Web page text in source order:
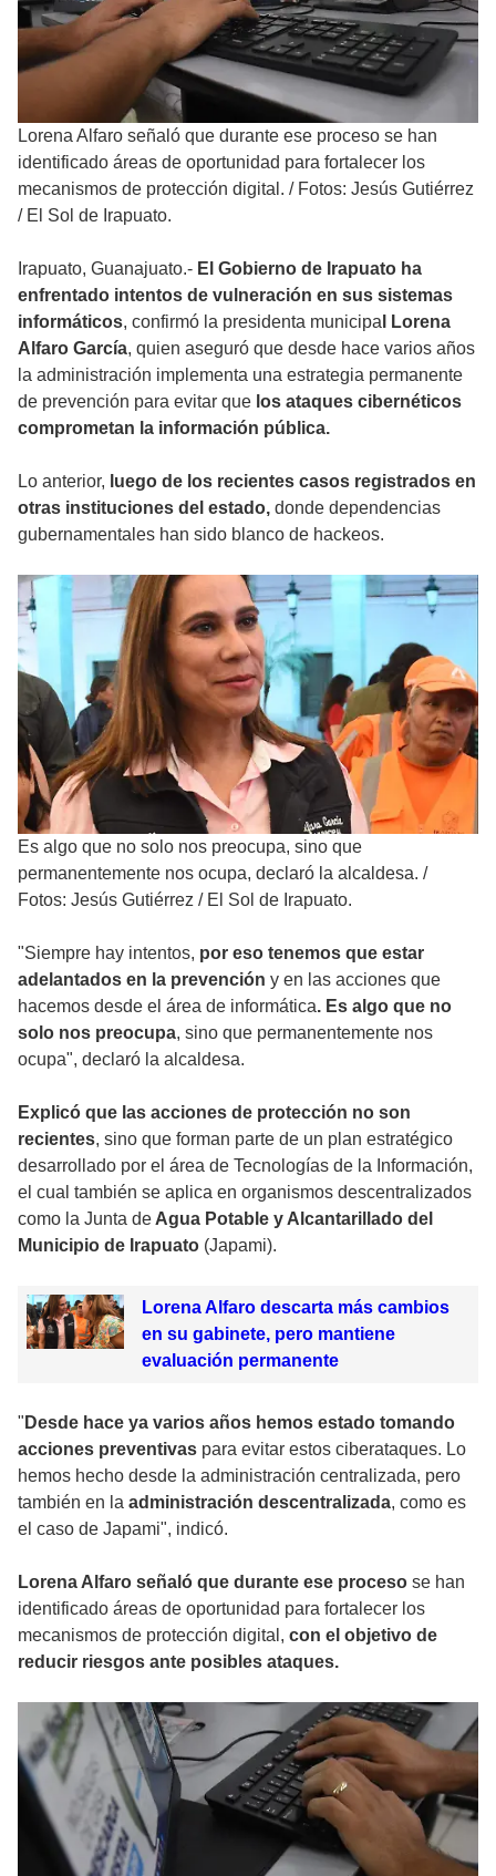
Lorena Alfaro señaló que durante ese proceso se han
identificado áreas de oportunidad para fortalecer los
mecanismos de protección digital. / Fotos: Jesús Gutiérrez
/ El Sol de Irapuato.
Irapuato, Guanajuato.- El Gobierno de Irapuato ha
enfrentado intentos de vulneración en sus sistemas
informáticos, confirmó la presidenta municipa l Lorena
Alfaro García, quien aseguró que desde hace varios años
la administración implementa una estrategia permanente
de prevención para evitar que los ataques cibernéticos
comprometan la información pública.
Lo anterior, luego de los recientes casos registrados en
otras instituciones del estado, donde dependencias
gubernamentales han sido blanco de hackeos.
Es algo que no solo nos preocupa, sino que
permanentemente nos ocupa, declaró la alcaldesa. /
Fotos: Jesús Gutiérrez / El Sol de Irapuato.
"Siempre hay intentos, por eso tenemos que estar
adelantados en la prevención y en las acciones que
hacemos desde el área de informática. Es algo que no
solo nos preocupa, sino que permanentemente nos
ocupa", declaró la alcaldesa.
Explicó que las acciones de protección no son
recientes, sino que forman parte de un plan estratégico
desarrollado por el área de Tecnologías de la Información,
el cual también se aplica en organismos descentralizados
como la Junta de Agua Potable y Alcantarillado del
Municipio de Irapuato (Japami).
Lorena Alfaro descarta más cambios
en su gabinete, pero mantiene
evaluación permanente
" Desde hace ya varios años hemos estado tomando
acciones preventivas para evitar estos ciberataques. Lo
hemos hecho desde la administración centralizada, pero
también en la administración descentralizada, como es
el caso de Japami", indicó.
Lorena Alfaro señaló que durante ese proceso se han
identificado áreas de oportunidad para fortalecer los
mecanismos de protección digital, con el objetivo de
reducir riesgos ante posibles ataques.